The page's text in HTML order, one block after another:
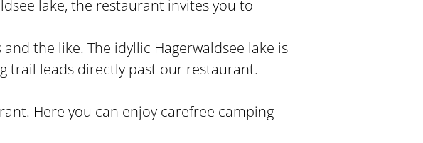
lake, the restaurant invites you to
the like. The idyllic Hagerwaldsee lake is
trail leads directly past our restaurant.
Here you can enjoy carefree camping